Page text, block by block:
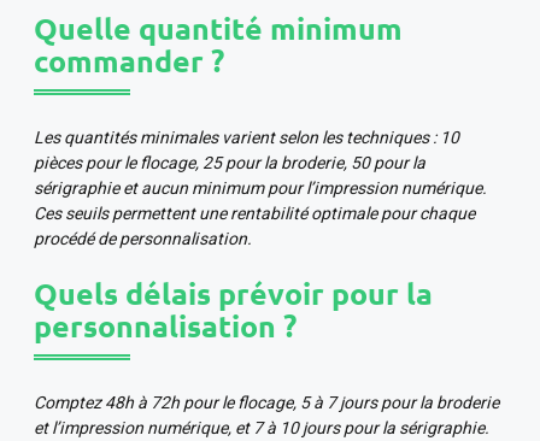
Quelle quantité minimum
commander ?
Les quantités minimales varient selon les techniques : 10
pièces pour le flocage, 25 pour la broderie, 50 pour la
sérigraphie et aucun minimum pour l’impression numérique.
Ces seuils permettent une rentabilité optimale pour chaque
procédé de personnalisation.
Quels délais prévoir pour la
personnalisation ?
Comptez 48h à 72h pour le flocage, 5 à 7 jours pour la broderie
et l’impression numérique, et 7 à 10 jours pour la sérigraphie.